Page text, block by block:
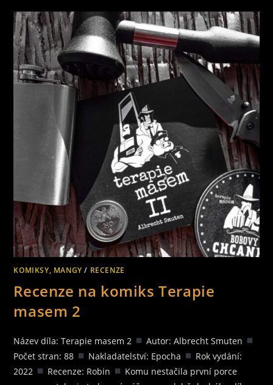
NA
KNIHU
RUDÁ
OD
ČESKÉHO
AUTORA
DALIBORA
VÁCHY
KOMIKSY, MANGY / RECENZE
Recenze na komiks Terapie
masem 2
Název díla: Terapie masem 2
Autor: Albrecht Smuten
Počet stran: 88
Nakladatelství: Epocha
Rok vydání:
2022
Recenze: Robin
Komu nestačila první porce